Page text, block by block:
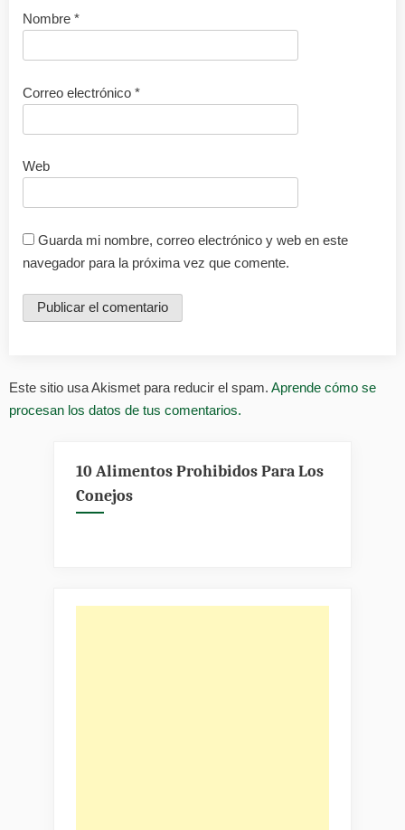
Nombre *
Correo electrónico *
Web
Guarda mi nombre, correo electrónico y web en este
navegador para la próxima vez que comente.
Este sitio usa Akismet para reducir el spam. Aprende cómo se
procesan los datos de tus comentarios.
10 Alimentos Prohibidos Para Los
Conejos